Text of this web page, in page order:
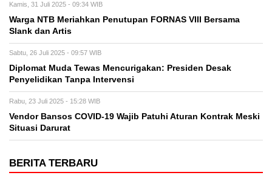
Kamis, 31 Juli 2025 - 09:34 WIB
Warga NTB Meriahkan Penutupan FORNAS VIII Bersama
Slank dan Artis
Sabtu, 26 Juli 2025 - 09:57 WIB
Diplomat Muda Tewas Mencurigakan: Presiden Desak
Penyelidikan Tanpa Intervensi
Rabu, 23 Juli 2025 - 15:28 WIB
Vendor Bansos COVID-19 Wajib Patuhi Aturan Kontrak Meski
Situasi Darurat
BERITA TERBARU